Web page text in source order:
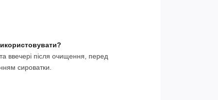
ввечері після очищення, перед
сироватки.